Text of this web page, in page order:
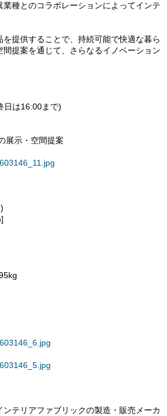
種とのコラボレーションによってインテ
提供することで、持続可能で快適な暮ら
提案を通じて、さらなるイノベーション
日は16:00まで)
展示・空間提案
テリアファブリックの製造・販売メーカ